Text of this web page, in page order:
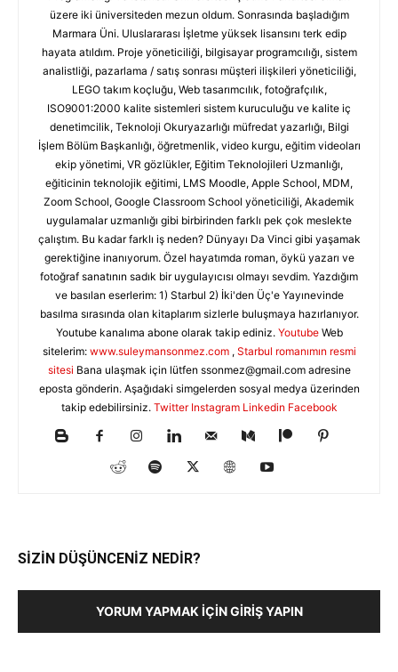
üzere iki üniversiteden mezun oldum. Sonrasında başladığım
Marmara Üni. Uluslararası İşletme yüksek lisansını terk edip
hayata atıldım. Proje yöneticiliği, bilgisayar programcılığı, sistem
analistliği, pazarlama / satış sonrası müşteri ilişkileri yöneticiliği,
LEGO takım koçluğu, Web tasarımcılık, fotoğrafçılık,
ISO9001:2000 kalite sistemleri sistem kuruculuğu ve kalite iç
denetimcilik, Teknoloji Okuryazarlığı müfredat yazarlığı, Bilgi
İşlem Bölüm Başkanlığı, öğretmenlik, video kurgu, eğitim videoları
ekip yönetimi, VR gözlükler, Eğitim Teknolojileri Uzmanlığı,
eğiticinin teknolojik eğitimi, LMS Moodle, Apple School, MDM,
Zoom School, Google Classroom School yöneticiliği, Akademik
uygulamalar uzmanlığı gibi birbirinden farklı pek çok meslekte
çalıştım. Bu kadar farklı iş neden? Dünyayı Da Vinci gibi yaşamak
gerektiğine inanıyorum. Özel hayatımda roman, öykü yazarı ve
fotoğraf sanatının sadık bir uygulayıcısı olmayı sevdim. Yazdığım
ve basılan eserlerim: 1) Starbul 2) İki'den Üç'e Yayınevinde
basılma sırasında olan kitaplarım sizlerle buluşmaya hazırlanıyor.
Youtube kanalıma abone olarak takip ediniz. YoutubeWeb
sitelerim: www.suleymansonmez.com , Starbul romanımın resmi
sitesi Bana ulaşmak için lütfen ssonmez@gmail.comadresine
eposta gönderin. Aşağıdaki simgelerden sosyal medya üzerinden
takip edebilirsiniz. Twitter Instagram Linkedin Facebook
SİZİN DÜŞÜNCENİZ NEDİR?
YORUM YAPMAK İÇIN GIRIŞ YAPIN